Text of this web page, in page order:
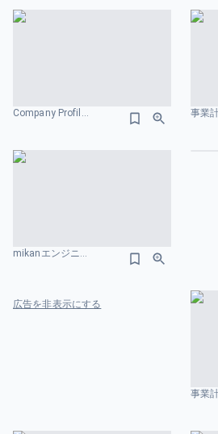
Company Profile 組織図のスライドデザイン
mikanエンジニア紹介資料 組織図のスライドデザイン
広告を非表示にする